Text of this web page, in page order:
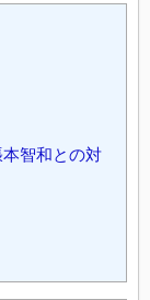
智和との対